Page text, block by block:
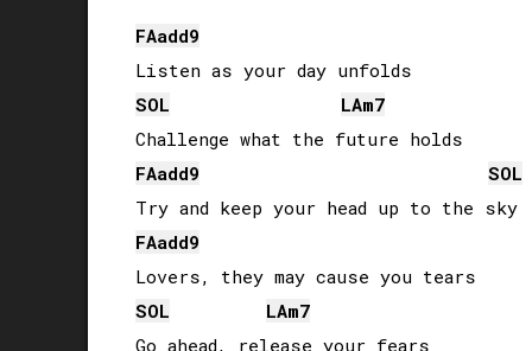
FAadd9
SOL
LAm7
FAadd9
SOL
FAadd9
SOL
LAm7